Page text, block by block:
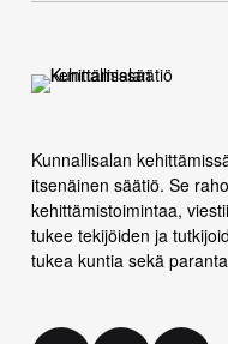
Kunnallisalan
itsenäinen säätiö. Se
kehittämistoimintaa,
tukee tekijöiden ja
tukea kuntia sekä